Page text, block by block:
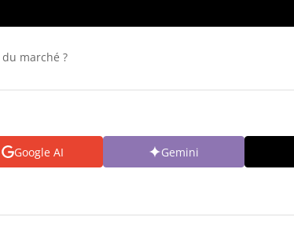
marché ?
Google AI Gemini